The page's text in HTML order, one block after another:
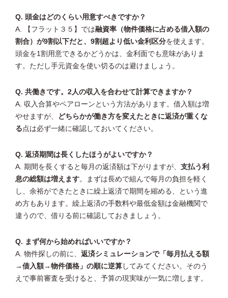
Q. 頭金はどのくらい用意すべきですか？
A. 【フラット３５】では融資率（物件価格に占める借入額の
割合）が9割以下だと、9割超より低い金利区分を使えます。
頭金を1割用意できるかどうかは、金利面でも意味がありま
す。ただし手元資金を使い切るのは避けましょう。
Q. 共働きです。2人の収入を合わせて計算できますか？
A. 収入合算やペアローンという方法があります。借入額は増
やせますが、
どちらかが働き方を変えたときに返済が重くな
る点は必ず一緒に確認しておいてください。
Q. 返済期間は長くしたほうがよいですか？
A. 期間を長くすると毎月の返済額は下がりますが、 支払う利
息の総額は増えます。まずは長めで組んで毎月の負担を軽く
し、余裕ができたときに繰上返済で期間を縮める、という進
め方もあります。繰上返済の手数料や最低金額は金融機関で
違うので、借りる前に確認しておきましょう。
Q. まず何から始めればいいですか？
A. 物件探しの前に、 返済シミュレーションで「毎月払える額
→借入額→物件価格」の順に逆算 してみてください。そのう
えで事前審査を受けると、予算の現実味が一気に増します。